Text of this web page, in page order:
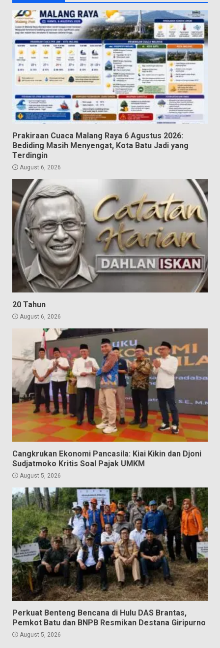
Prakiraan Cuaca Malang Raya 6 Agustus 2026:
Bediding Masih Menyengat, Kota Batu Jadi yang
Terdingin
August 6, 2026
20 Tahun
August 6, 2026
Cangkrukan Ekonomi Pancasila: Kiai Kikin dan Djoni
Sudjatmoko Kritis Soal Pajak UMKM
August 5, 2026
Perkuat Benteng Bencana di Hulu DAS Brantas,
Pemkot Batu dan BNPB Resmikan Destana Giripurno
August 5, 2026